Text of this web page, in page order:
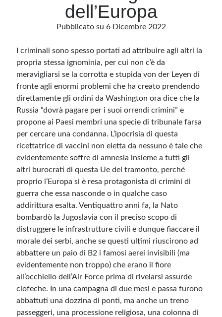
Categorie
Questo blog non rappresenta una testata giornalistica, in quanto viene aggiornato
senza alcuna periodicità. Non può pertanto considerarsi un prodotto editoriale ai
sensi della legge n· 62 del 7.03.2001. L’autore non è responsabile di quanto
pubblicato dai lettori nei commenti ai vari post. Saranno comunque cancellati quelli
ritenuti offensivi o lesivi dell’immagine o dell’onorabilità di terzi, di genere spam,
razzisti o che contengano dati personali non conformi al rispetto delle norme sulla
privacy. Alcune immagini inserite in questo blog sono tratte da Internet e, pertanto,
diritti d’autore, vi invito a comunicarlo via e-mail a info[at]dinovalle.it e saranno
tramite link né del loro contenuto, che può essere soggetto a variazioni nel tempo.
Accedi
Feed dei contenuti
Feed dei commenti
WordPress.org
dell’Europa
Pubblicato su 6 Dicembre 2022
I criminali sono spesso portati ad attribuire agli altri la
propria stessa ignominia, per cui non c’è da
meravigliarsi se la corrotta e stupida von der Leyen di
fronte agli enormi problemi che ha creato prendendo
direttamente gli ordini da Washington ora dice che la
Russia “dovrà pagare per i suoi orrendi crimini” e
propone ai Paesi membri una specie di tribunale farsa
per cercare una condanna. L’ipocrisia di questa
ricettatrice di vaccini non eletta da nessuno è tale che
evidentemente soffre di amnesia insieme a tutti gli
altri burocrati di questa Ue del tramonto, perché
proprio l’Europa si è resa protagonista di crimini di
guerra che essa nasconde o in qualche caso
addirittura esalta. Ventiquattro anni fa, la Nato
bombardò la Jugoslavia con il preciso scopo di
distruggere le infrastrutture civili e dunque fiaccare il
morale dei serbi, anche se questi ultimi riuscirono ad
abbattere un paio di B2 i famosi aerei invisibili (ma
evidentemente non troppo) che erano il fiore
all’occhiello dell’Air Force prima di rivelarsi assurde
ciofeche. In una campagna di due mesi e passa furono
abbattuti una dozzina di ponti, ma anche un treno
passeggeri, una processione religiosa, una colonna di